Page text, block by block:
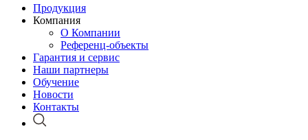
Продукция
Компания
О Компании
Референц-объекты
Гарантия и сервис
Наши партнеры
Обучение
Новости
Контакты